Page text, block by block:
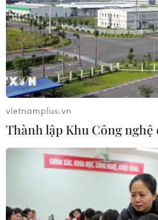
nguồn lực đất đai
21/07/2026 12:06
Lấy ý kiến dự án Luật Đất đai
đổi) để báo cáo Thủ tướng
21/07/2026 06:47
Hà Nội thúc đẩy phát triển nhà
hội giai đoạn 2026-2030
vietnamplus.vn
Thành lập Khu Công nghệ